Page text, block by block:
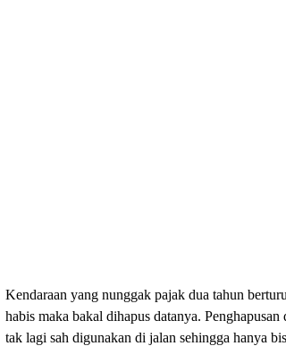
Kendaraan yang nunggak pajak dua tahun
habis maka bakal dihapus datanya.
tak lagi sah digunakan di jalan sehingga hanya